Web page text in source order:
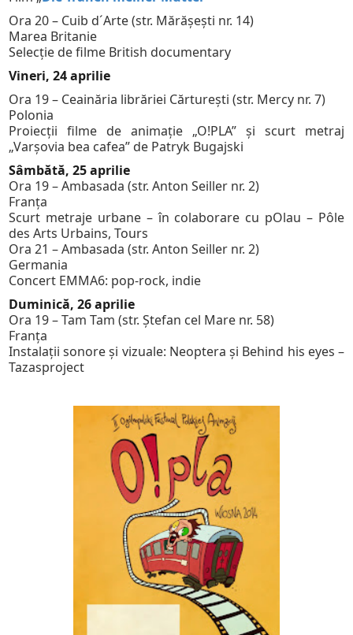
Ora 20 – Cuib d´Arte (str. Mărăşeşti nr. 14)
Marea Britanie
Selecţie de filme British documentary
Vineri, 24 aprilie
Ora 19 – Ceainăria librăriei Cărtureşti (str. Mercy nr. 7)
Polonia
Proiecții filme de animație „O!PLA” și scurt metraj
„Varșovia bea cafea” de Patryk Bugajski
Sâmbătă, 25 aprilie
Ora 19 – Ambasada (str. Anton Seiller nr. 2)
Franța
Scurt metraje urbane – în colaborare cu pOlau – Pôle
des Arts Urbains, Tours
Ora 21 – Ambasada (str. Anton Seiller nr. 2)
Germania
Concert EMMA6: pop-rock, indie
Duminică, 26 aprilie
Ora 19 – Tam Tam (str. Ștefan cel Mare nr. 58)
Franța
Instalaţii sonore şi vizuale: Neoptera şi Behind his eyes –
Tazasproject